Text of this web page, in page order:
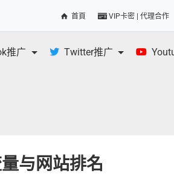
首頁 VIP卡密 | 代理合作
推广 Twitter推广
与网站排名